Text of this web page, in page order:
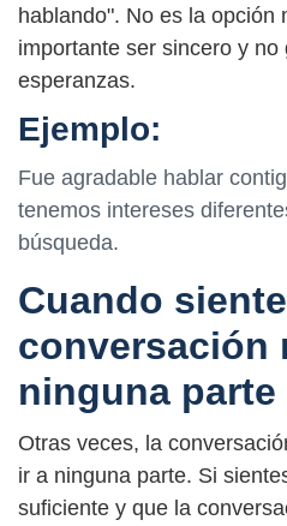
hablando". No es la opción
importante ser sincero y no
esperanzas.
Ejemplo:
Fue agradable hablar
tenemos intereses
búsqueda.
Cuando
conversación
ninguna parte
Otras veces, la
ir a ninguna parte. Si
suficiente y que la